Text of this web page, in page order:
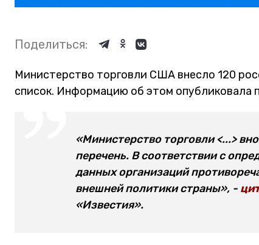
Поделиться:
Министерство торговли США внесло 120
список. Информацию об этом опубликовала
«Министерство торговли <...>
перечень. В соответствии с
данных организаций
внешней политики страны», -
«Известия».